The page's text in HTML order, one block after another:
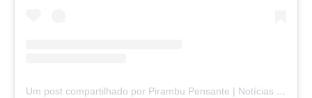
Um post compartilhado por Pirambu Pensante | Notícias & Entretenimento (@pirambupensante)